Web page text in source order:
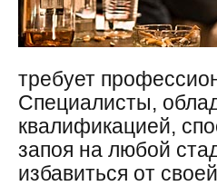
требует
Специалисты,
квалификацией,
запоя на любой
избавиться от